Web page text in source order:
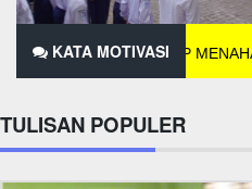
KATA MOTIVASI
SANGGUP MENAHAN
TULISAN POPULER